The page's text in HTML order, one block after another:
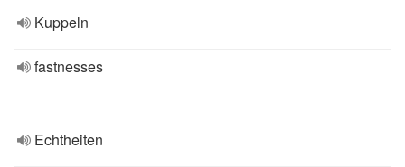
Kuppeln
fastnesses
Echtheiten